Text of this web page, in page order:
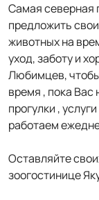
Самая северная
предложить
животных на
уход, заботу и
Любимцев,
время , пока
прогулки ,
работаем
Оставляйте
зоогостинице